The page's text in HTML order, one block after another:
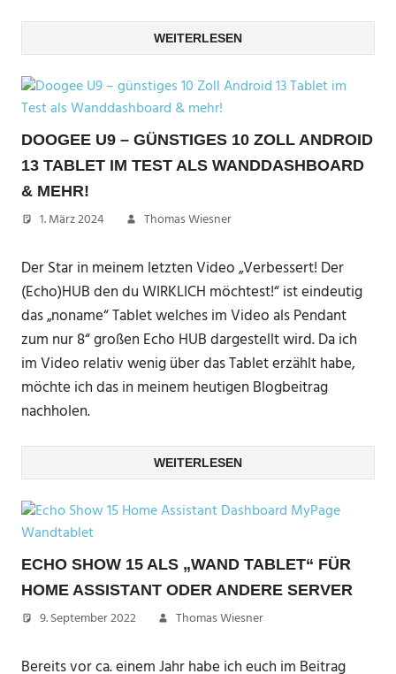
WEITERLESEN
DOOGEE U9 – GÜNSTIGES 10 ZOLL ANDROID
13 TABLET IM TEST ALS WANDDASHBOARD
& MEHR!
1. März 2024 Thomas Wiesner
Der Star in meinem letzten Video „Verbessert! Der
(Echo)HUB den du WIRKLICH möchtest!“ ist eindeutig
das „noname“ Tablet welches im Video als Pendant
zum nur 8“ großen Echo HUB dargestellt wird. Da ich
im Video relativ wenig über das Tablet erzählt habe,
möchte ich das in meinem heutigen Blogbeitrag
nachholen.
WEITERLESEN
ECHO SHOW 15 ALS „WAND TABLET“ FÜR
HOME ASSISTANT ODER ANDERE SERVER
9. September 2022 Thomas Wiesner
Bereits vor ca. einem Jahr habe ich euch im Beitrag